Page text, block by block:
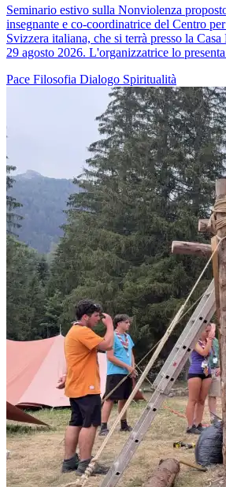
Seminario estivo sulla Nonviolenza
insegnante e co-coordinatrice del Centro
Svizzera italiana, che si terrà presso la
29 agosto 2026. L'organizzatrice lo
Pace Filosofia Dialogo Spiritualità